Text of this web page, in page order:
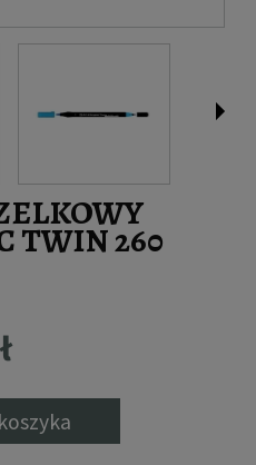
TWIN 260